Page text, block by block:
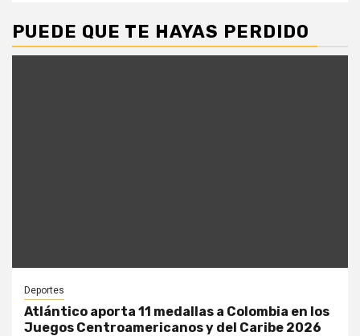
PUEDE QUE TE HAYAS PERDIDO
Deportes
Atlántico aporta 11 medallas a Colombia en los
Juegos Centroamericanos y del Caribe 2026